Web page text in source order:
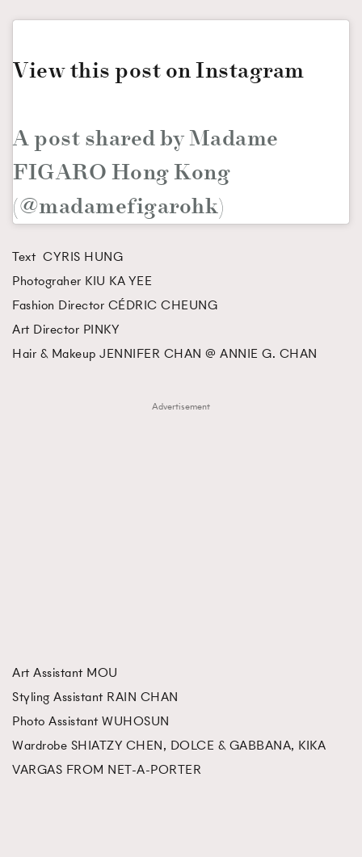
View this post on Instagram
A post shared by Madame
FIGARO Hong Kong
(@madamefigarohk)
Text CYRIS HUNG
Photograher KIU KA YEE
Fashion Director CÉDRIC CHEUNG
Art Director PINKY
Hair & Makeup JENNIFER CHAN @ ANNIE G. CHAN
Advertisement
Art Assistant MOU
Styling Assistant RAIN CHAN
Photo Assistant WUHOSUN
Wardrobe SHIATZY CHEN, DOLCE & GABBANA, KIKA
VARGAS FROM NET-A-PORTER